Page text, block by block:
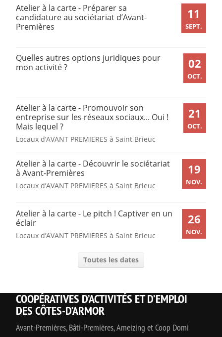
11
SEPT.
Atelier à la carte - Préparer sa
candidature au sociétariat d’Avant-
Premières
02
OCT.
Quelles autres options juridiques pour
mon activité ?
21
OCT.
Atelier à la carte - Promouvoir son
entreprise sur les réseaux sociaux... Oui !
Mais lequel ?
Locaux d’AVANT PREMIERES à Saint Brieuc
19
NOV.
Atelier à la carte - Découvrir le sociétariat
à Avant-Premières
Locaux d’AVANT PREMIERES à Saint Brieuc
26
NOV.
Atelier à la carte - Le pitch ! Captiver en un
éclair
Locaux d’AVANT PREMIERES à Saint Brieuc
Toutes les dates
COOPÉRATIVES D’ACTIVITÉS ET D’EMPLOI
DES CÔTES-D’ARMOR
Avant-Premières, Bâti-Premières, Ameizing et Coop Domi